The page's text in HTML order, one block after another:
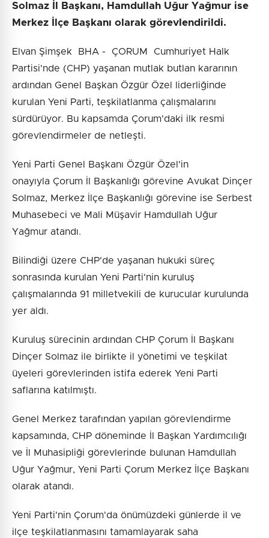
Solmaz İl Başkanı, Hamdullah Uğur Yağmur ise
Merkez İlçe Başkanı olarak görevlendirildi.
Elvan Şimşek BHA - ÇORUM Cumhuriyet Halk
Partisi'nde (CHP) yaşanan mutlak butlan kararının
ardından Genel Başkan Özgür Özel liderliğinde
kurulan Yeni Parti, teşkilatlanma çalışmalarını
sürdürüyor. Bu kapsamda Çorum'daki ilk resmi
görevlendirmeler de netleşti.
Yeni Parti Genel Başkanı Özgür Özel'in
onayıyla Çorum İl Başkanlığı görevine Avukat Dinçer
Solmaz, Merkez İlçe Başkanlığı görevine ise Serbest
Muhasebeci ve Mali Müşavir Hamdullah Uğur
Yağmur atandı.
Bilindiği üzere CHP'de yaşanan hukuki süreç
sonrasında kurulan Yeni Parti'nin kuruluş
çalışmalarında 91 milletvekili de kurucular kurulunda
yer aldı.
Kuruluş sürecinin ardından CHP Çorum İl Başkanı
Dinçer Solmaz ile birlikte il yönetimi ve teşkilat
üyeleri görevlerinden istifa ederek Yeni Parti
saflarına katılmıştı.
Genel Merkez tarafından yapılan görevlendirme
kapsamında, CHP döneminde İl Başkan Yardımcılığı
ve İl Muhasipliği görevlerinde bulunan Hamdullah
Uğur Yağmur, Yeni Parti Çorum Merkez İlçe Başkanı
olarak atandı.
Yeni Parti'nin Çorum'da önümüzdeki günlerde il ve
ilçe teşkilatlanmasını tamamlayarak saha